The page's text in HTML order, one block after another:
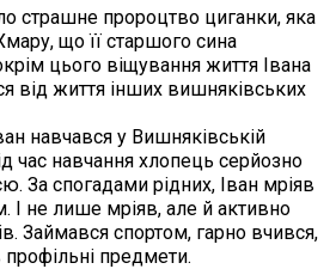
страшне пророцтво циганки, яка
що її старшого сина
цього віщування життя Івана
від життя інших вишняківських
навчався у Вишняківській
час навчання хлопець серйозно
За спогадами рідних, Іван мріяв
І не лише мріяв, але й активно
Займався спортом, гарно вчився,
предмети.